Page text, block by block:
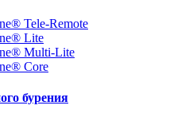
Tele-Remote
Lite
Multi-Lite
Core
бурения